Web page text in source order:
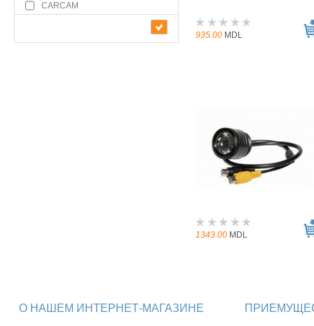
CARCAM
935.00 MDL
1343.00 MDL
О НАШЕМ ИНТЕРНЕТ-МАГАЗИНЕ